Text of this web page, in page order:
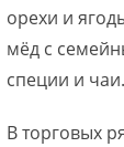
орехи и
мёд с
специи и чаи.
В торговых